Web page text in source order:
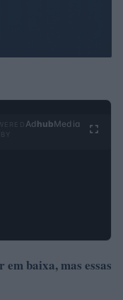
Ad hubMedia
em baixa, mas essas